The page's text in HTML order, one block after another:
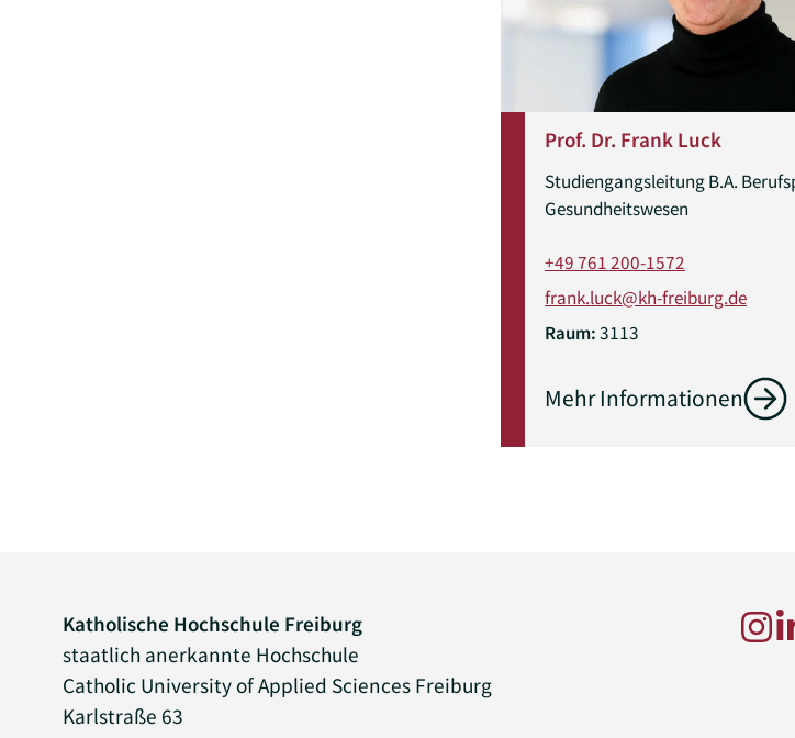
Prof. Dr. Frank Luck
Studiengangsleitung B.A.
Gesundheitswesen
+49 761 200-1572
frank.luck@kh-freiburg.de
Raum:3113
Mehr Informationen
Katholische Hochschule Freiburg
staatlich anerkannte Hochschule
Catholic University of Applied Sciences Freiburg
Karlstraße 63